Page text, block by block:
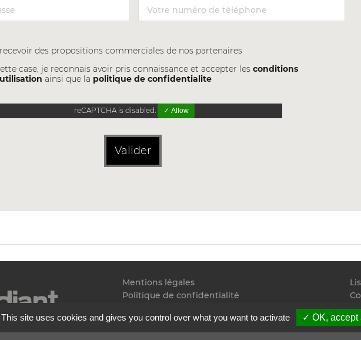
des propositions commerciales de nos partenaires
case, je reconnais avoir pris connaissance et accepter lesconditions
ainsi que la politique de confidentialite
reCAPTCHA is disabled. ✓ Allow
Valider
Mentions légales
Politique de confidentialité
2026 Juristudiant.com - Tous droits réservés
This site uses cookies and gives you control over what you want to activate ✓ OK, accept